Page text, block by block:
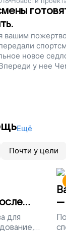
вашим
новое
у нее
Ещё
Почти у цели
для
—